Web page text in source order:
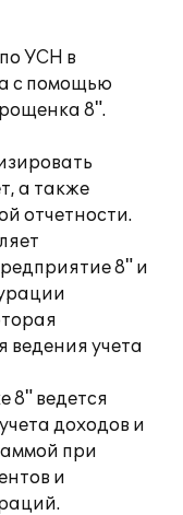
УСН в
с помощью
8".
а также
отчетности.
8" и
ведения учета
8" ведется
доходов и
при
и